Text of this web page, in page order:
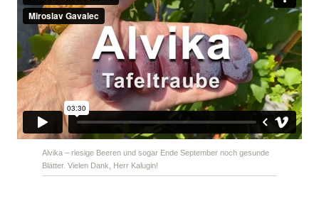
Alvika – riesige Beeren und sogar Ende September noch gesunde
Blätter. Vielen Dank, Herr Kalugin!